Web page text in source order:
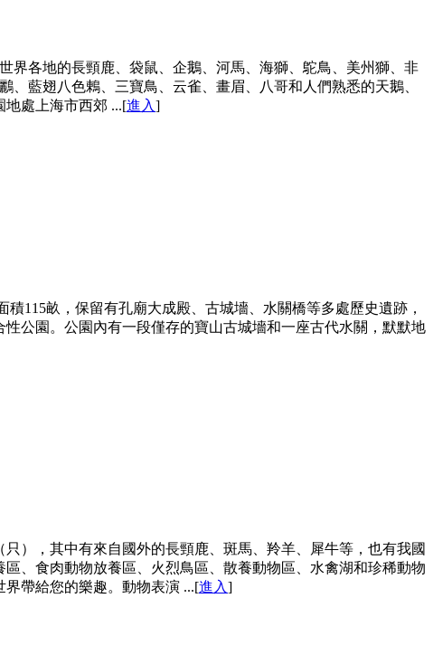
界各地的長頸鹿、袋鼠、企鵝、河馬、海獅、鴕鳥、美州獅、非
藍翅八色鶇、三寶鳥、云雀、畫眉、八哥和人們熟悉的天鵝、
地處上海市西郊 ...[進入]
115畝，保留有孔廟大成殿、古城墻、水關橋等多處歷史遺跡，
公園。公園內有一段僅存的寶山古城墻和一座古代水關，默默地
），其中有來自國外的長頸鹿、斑馬、羚羊、犀牛等，也有我國
、食肉動物放養區、火烈鳥區、散養動物區、水禽湖和珍稀動物
帶給您的樂趣。動物表演 ...[進入]